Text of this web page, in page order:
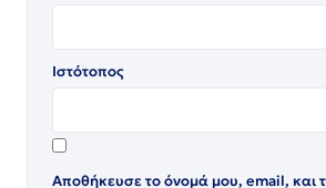
Ιστότοπος
Αποθήκευσε το όνομά μου, email, και